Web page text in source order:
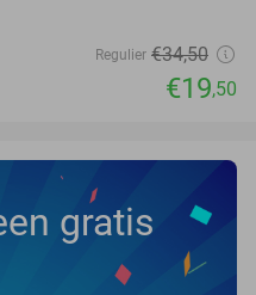
Regulier €34,50
€19,50
gratis